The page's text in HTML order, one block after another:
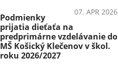
07. APR 2026
Podmienky
prijatia dieťaťa na
predprimárne vzdelávanie do
MŠ Košický Klečenov v škol.
roku 2026/2027